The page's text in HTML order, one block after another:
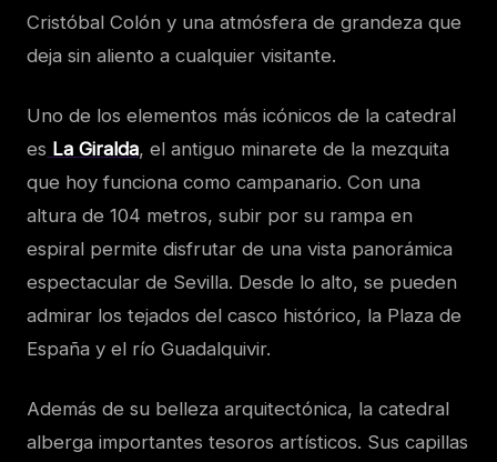
Cristóbal Colón y una atmósfera de grandeza que
deja sin aliento a cualquier visitante.
Uno de los elementos más icónicos de la catedral
es La Giralda, el antiguo minarete de la mezquita
que hoy funciona como campanario. Con una
altura de 104 metros, subir por su rampa en
espiral permite disfrutar de una vista panorámica
espectacular de Sevilla. Desde lo alto, se pueden
admirar los tejados del casco histórico, la Plaza de
España y el río Guadalquivir.
Además de su belleza arquitectónica, la catedral
alberga importantes tesoros artísticos. Sus capillas